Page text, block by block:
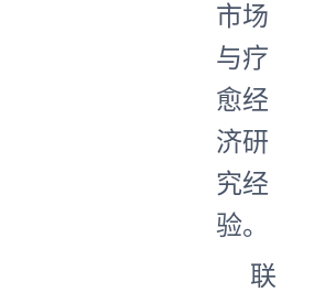
市场
与疗
愈经
济研
究经
验。
联